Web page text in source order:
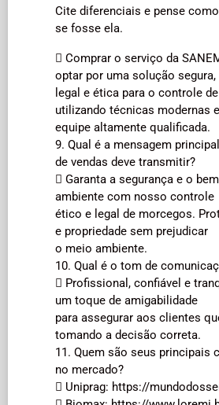
Cite diferenciais e pense como
se fosse ela.
 Comprar o serviço da
optar por uma solução segura,
legal e ética para o controle
utilizando técnicas modernas e
equipe altamente qualificada.
9. Qual é a mensagem
de vendas deve transmitir?
 Garanta a segurança e o
ambiente com nosso controle
ético e legal de morcegos.
e propriedade sem prejudicar
o meio ambiente.
10. Qual é o tom de
 Profissional, confiável e
um toque de amigabilidade
para assegurar aos clientes
tomando a decisão correta.
11. Quem são seus principais
no mercado?
 Uniprag: https://